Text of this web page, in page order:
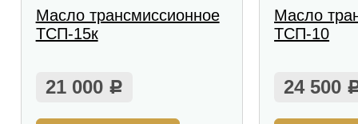
Масло трансмиссионное
ТСП-15к
21 000 Р
Масло
ТСП-10
24 500